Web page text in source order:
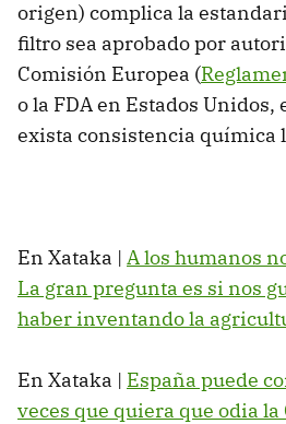
origen) complica la
filtro sea aprobado por
Comisión Europea (
o la FDA en Estados Unidos,
exista consistencia química
En Xataka | A los humanos
La gran pregunta es si nos
haber inventando la
En Xataka | España puede
veces que quiera que odia la